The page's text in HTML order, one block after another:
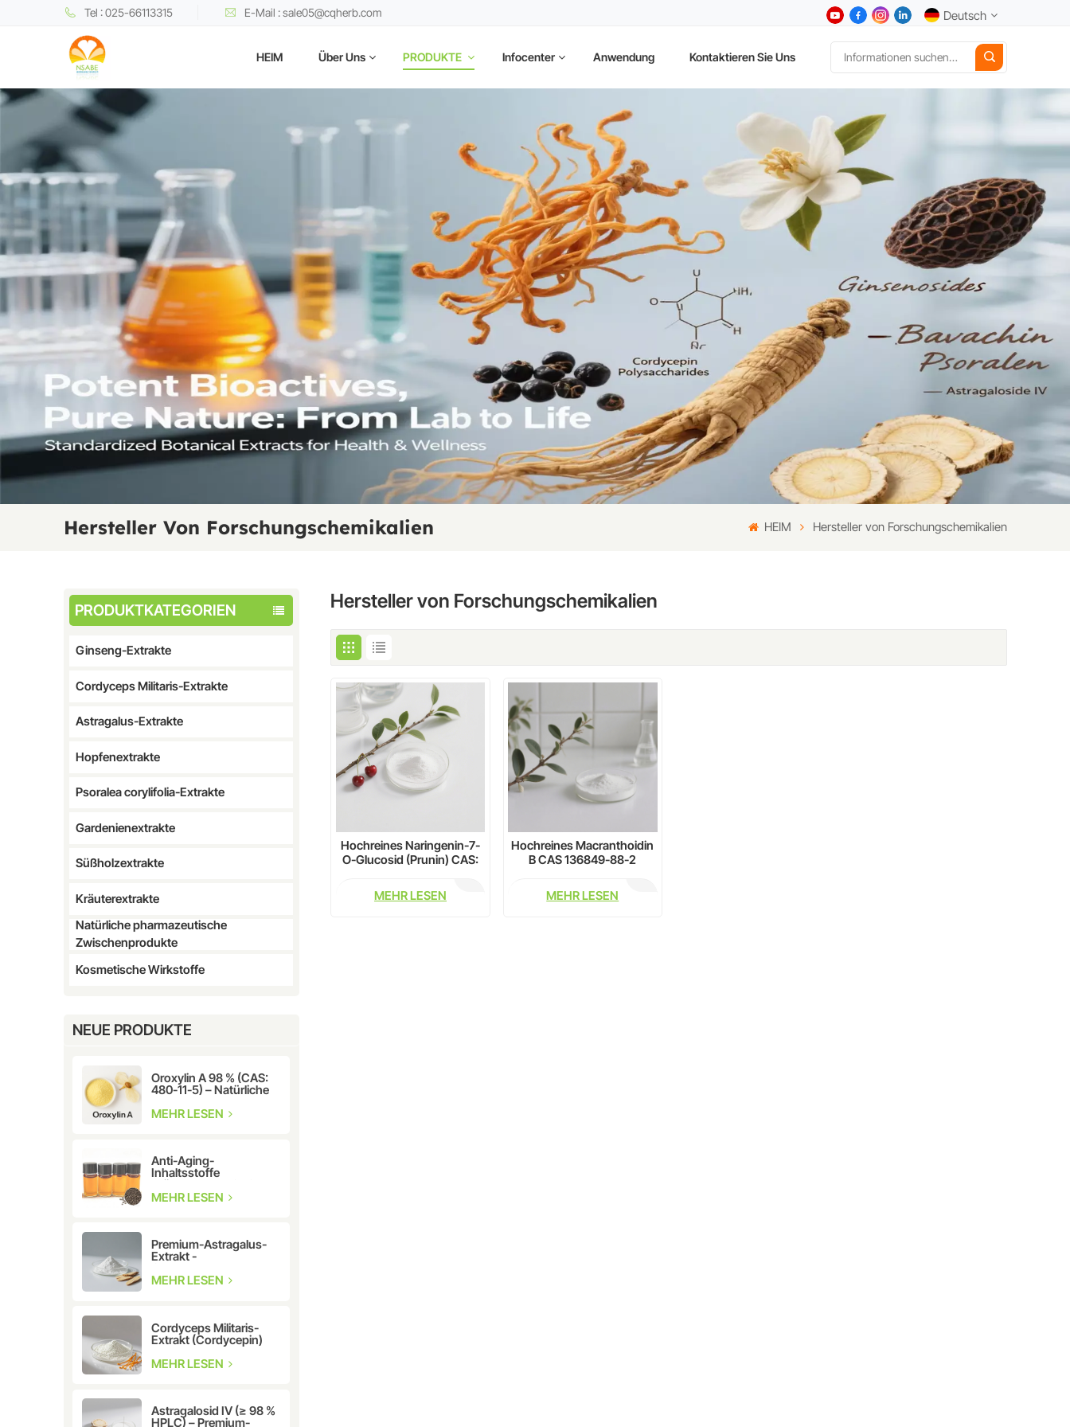
Tel : 025-66113315 E-Mail : sale05@cqherb.com Deutsch
Español
日本語
한국어
HEIM Über Uns PRODUKTE Infocenter Anwendung Kontaktieren Sie Uns
Hersteller Von Forschungschemikalien HEIM Hersteller von Forschungschemikalien
PRODUKTKATEGORIEN
Ginseng-Extrakte
Cordyceps Militaris-Extrakte
Astragalus-Extrakte
Hopfenextrakte
Psoralea corylifolia-Extrakte
Gardenienextrakte
Süßholzextrakte
Kräuterextrakte
Natürliche pharmazeutische
Zwischenprodukte
Kosmetische Wirkstoffe
NEUE PRODUKTE
Oroxylin A 98 % (CAS:
480-11-5) – Natürliche
für die
MEHR LESEN
Anti-Aging-
Inhaltsstoffe
Kräuterextrakt CAS:
10309-37-2 Bakuchiol
MEHR LESEN
Premium-Astragalus-
Extrakt -
CAS:78574-94-4
MEHR LESEN
Cordyceps Militaris-
Extrakt (Cordycepin)
MEHR LESEN
Astragalosid IV (≥ 98 %
HPLC) – Premium-
Hersteller von Forschungschemikalien
Hochreines Naringenin-7-
O-Glucosid (Prunin) CAS:
Flavonoid für Forschung
und Industrie
MEHR LESEN
Hochreines Macranthoidin
B CAS 136849-88-2
MEHR LESEN